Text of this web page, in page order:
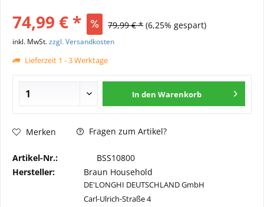
74,99 € * 79,99 € * (6,25% gespart)
inkl. MwSt.zzgl. Versandkosten
Lieferzeit 1 - 3 Werktage
In den Warenkorb
Merken Fragen zum Artikel?
Artikel-Nr.:
BSS10800
Hersteller:
Braun Household
DE'LONGHI DEUTSCHLAND GmbH
Carl-Ulrich-Straße 4